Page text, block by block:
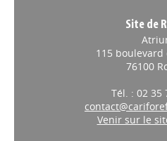
Site de
115 boulevard
76100
Tél. : 02 35
Venir sur le